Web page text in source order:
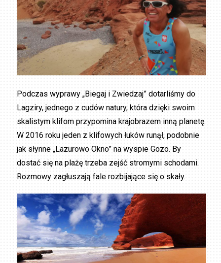
Podczas wyprawy „Biegaj i Zwiedzaj” dotarliśmy do
Lagziry, jednego z cudów natury, która dzięki swoim
skalistym klifom przypomina krajobrazem inną planetę.
W 2016 roku jeden z klifowych łuków runął, podobnie
jak słynne „Lazurowo Okno” na wyspie Gozo. By
dostać się na plażę trzeba zejść stromymi schodami.
Rozmowy zagłuszają fale rozbijające się o skały.